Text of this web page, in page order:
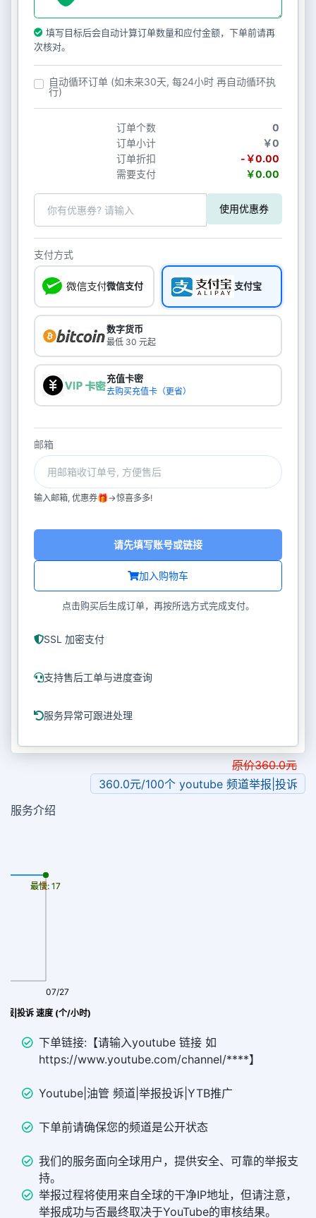
填写目标后会自动计算订单数量和应付金额，下单前请再
次核对。
自动循环订单 (如未来30天, 每24小时 再自动循环执
行)
订单个数
0
订单小计
￥0
订单折扣
-￥0.00
需要支付
￥0.00
使用优惠券
支付方式
微信支付 支付宝
数字货币
最低 30 元起
充值卡密
去购买充值卡（更省）
邮箱
输入邮箱, 优惠券🎁->惊喜多多!
加入购物车
请先填写账号或链接
点击购买后生成订单，再按所选方式完成支付。
SSL 加密支付
支持售后工单与进度查询
服务异常可跟进处理
原价360.0元
360.0元/100个 youtube 频道举报|投诉
服务介绍
报|投诉 速度 (个/小时)
07/27
最慢: 17
最快: 17
下单链接:【请输入youtube 链接 如
https://www.youtube.com/channel/****】
Youtube|油管 频道|举报投诉|YTB推广
下单前请确保您的频道是公开状态
我们的服务面向全球用户，提供安全、可靠的举报支
持。
举报过程将使用来自全球的干净IP地址，但请注意，
举报成功与否最终取决于YouTube的审核结果。